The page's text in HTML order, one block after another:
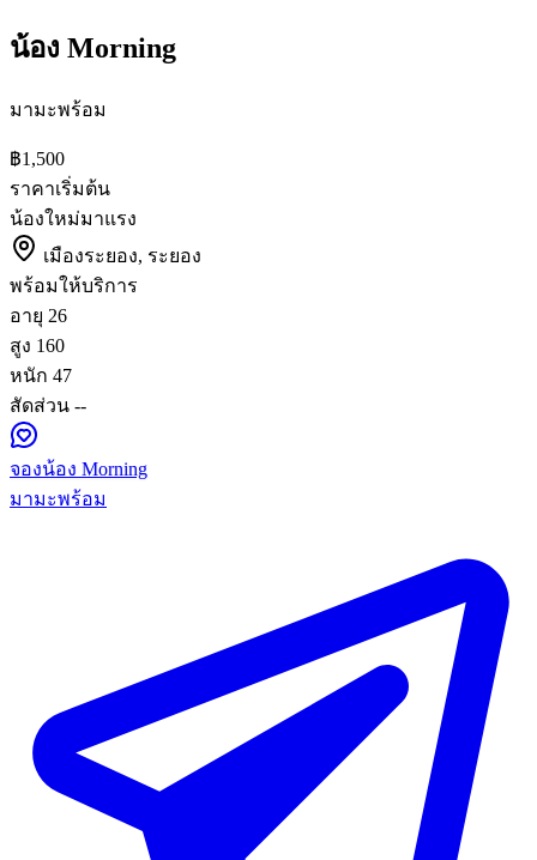
น้อง Morning
มามะพร้อม
฿1,500
ราคาเริ่มต้น
น้องใหม่มาแรง
เมืองระยอง, ระยอง
พร้อมให้บริการ
อายุ 26
สูง 160
หนัก 47
สัดส่วน --
จองน้อง Morning
มามะพร้อม